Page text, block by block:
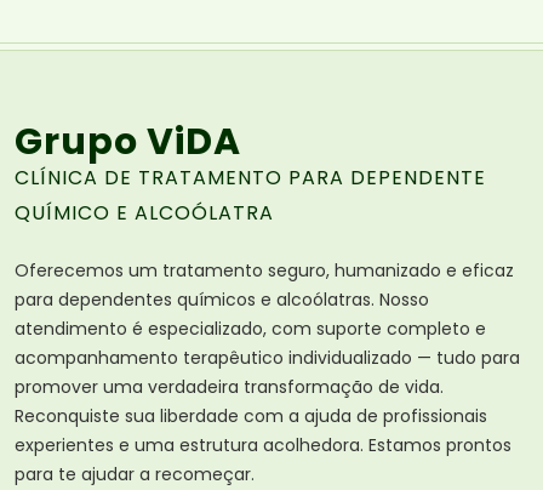
Grupo ViDA
CLÍNICA DE TRATAMENTO PARA DEPENDENTE
QUÍMICO E ALCOÓLATRA
Oferecemos um tratamento seguro, humanizado e eficaz
para dependentes químicos e alcoólatras. Nosso
atendimento é especializado, com suporte completo e
acompanhamento terapêutico individualizado — tudo para
promover uma verdadeira transformação de vida.
Reconquiste sua liberdade com a ajuda de profissionais
experientes e uma estrutura acolhedora. Estamos prontos
para te ajudar a recomeçar.